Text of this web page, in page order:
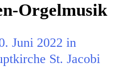
Orgelmusik
Juni 2022 in
St. Jacobi